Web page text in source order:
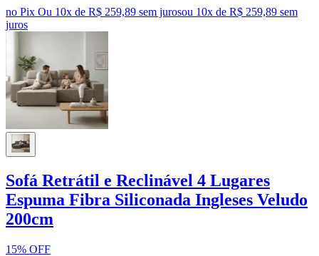
no Pix Ou 10x de R$ 259,89 sem jurosou 10x de R$ 259,89 sem
juros
Sofá Retrátil e Reclinável 4 Lugares
Espuma Fibra Siliconada Ingleses Veludo
200cm
15% OFF